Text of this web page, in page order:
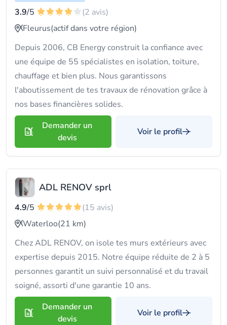
3.9/5
(2 avis)
Fleurus(actif dans votre région)
Depuis 2006, CB Energy construit la confiance avec
une équipe de 55 spécialistes en isolation, toiture,
chauffage et bien plus. Nous garantissons
l'aboutissement de tes travaux de rénovation grâce à
nos bases financières solides.
Demander un
devis
Voir le profil
ADL RENOV sprl
4.9/5
(15 avis)
Waterloo(21 km)
Chez ADL RENOV, on isole tes murs extérieurs avec
expertise depuis 2015. Notre équipe réduite de 2 à 5
personnes garantit un suivi personnalisé et du travail
soigné, assorti d'une garantie 10 ans.
Demander un
devis
Voir le profil